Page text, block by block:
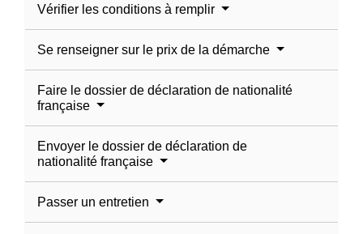
Vérifier les conditions à remplir
Se renseigner sur le prix de la démarche
Faire le dossier de déclaration de nationalité
française
Envoyer le dossier de déclaration de
nationalité française
Passer un entretien